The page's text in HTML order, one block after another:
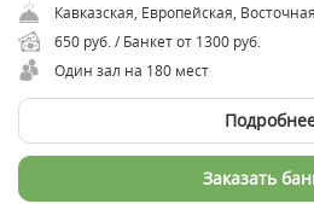
Кавказская, Европейская,
650 руб. / Банкет от 1300 руб.
Один зал на 180 мест
Заказать